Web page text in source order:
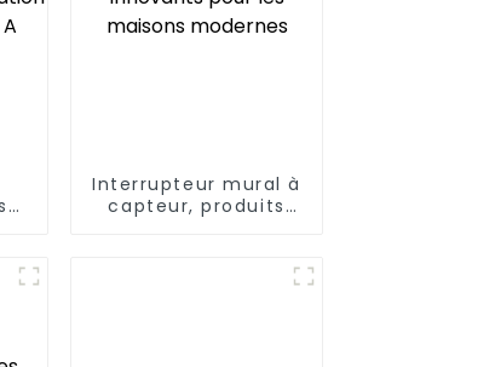
A
Interrupteur mural à
capteur, produits